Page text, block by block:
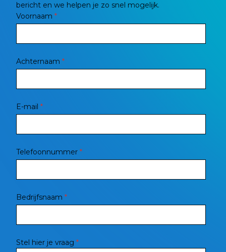
bericht en we helpen je zo snel mogelijk.
Voornaam *
Achternaam *
E-mail *
Telefoonnummer *
Bedrijfsnaam *
Stel hier je vraag *